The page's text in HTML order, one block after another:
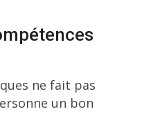
ne fait pas
un bon